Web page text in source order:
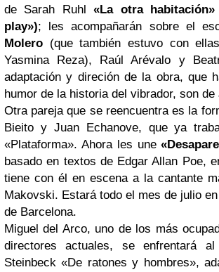
de Sarah Ruhl«La otra
play»); les acompañarán sobre el
Molero (que también estuvo con
Yasmina Reza), Raúl Arévalo y
adaptación y direción de la obra, que
humor de la historia del vibrador, son
Otra pareja que se reencuentra es la
Bieito y Juan Echanove, que ya
«Plataforma». Ahora les une
basado en textos de Edgar Allan Poe,
tiene con él en escena a la cantante
Makovski. Estará todo el mes de julio
de Barcelona.
Miguel del Arco, uno de los más
directores actuales, se enfrentará
Steinbeck «De ratones y hombres»,